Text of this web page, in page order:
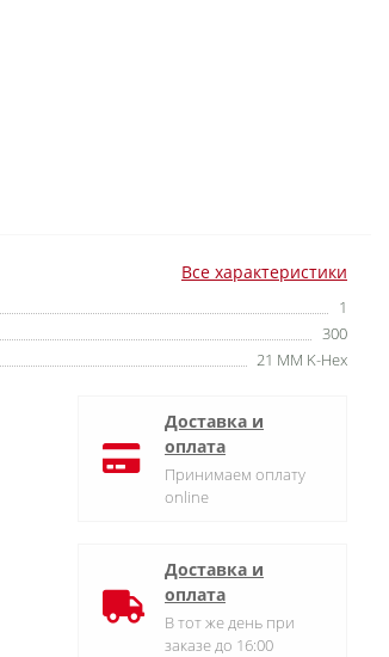
Все характеристики
1
300
21 MM K-Hex
Доставка и
оплата
Принимаем оплату
online
Доставка и
оплата
В тот же день при
заказе до 16:00